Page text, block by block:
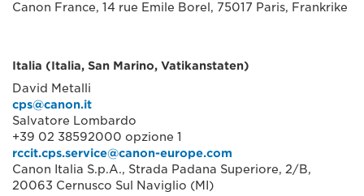
Canon France, 14 rue Emile Borel, 75017 Paris, Frankrike
Italia (Italia, San Marino, Vatikanstaten)
David Metalli
cps@canon.it
Salvatore Lombardo
+39 02 38592000 opzione 1
rccit.cps.service@canon-europe.com
Canon Italia S.p.A., Strada Padana Superiore, 2/B,
20063 Cernusco Sul Naviglio (MI)